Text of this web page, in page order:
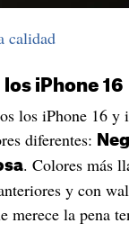
calidad
iPhone 16
los iPhone 16 y
diferentes:
. Colores más
y con
merece la pena